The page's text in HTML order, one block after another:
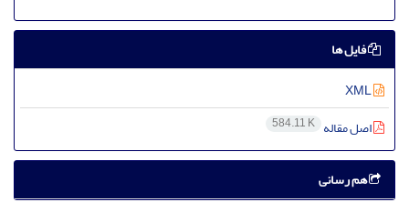
فایل ها
اصل مقاله 584.11 K
هم رسانی